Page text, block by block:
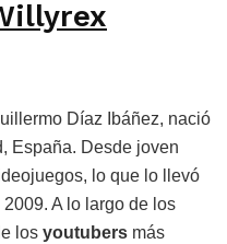
Díaz Ibáñez, nació
España. Desde joven
lo que lo llevó
A lo largo de los
los youtubers más